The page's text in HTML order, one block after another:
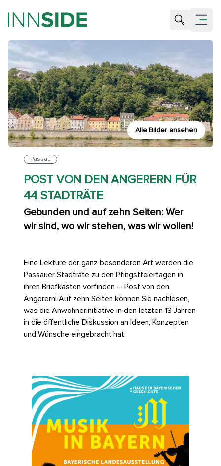
Suche
Menü
Alle Bilder ansehen
Passau
POST VON DEN ANGERERN FÜR
44 STADTRÄTE
Gebunden und auf zehn Seiten: Wer
wir sind, wo wir stehen, was wir wollen!
Eine Lektüre der ganz besonderen Art werden die
Passauer Stadträte zu den Pfingstfeiertagen in
ihren Briefkästen vorfinden – Post von den
Angerern! Auf zehn Seiten können Sie nachlesen,
was die Anwohnerinitiative in den letzten 13 Jahren
in die öffentliche Diskussion an Ideen, Konzepten
und Wünsche eingebracht hat.